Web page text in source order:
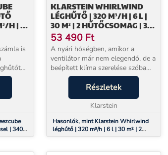
H | 10
| 50
is
és
30
| 340
| 50
KLARSTEIN WHIRLWIND
LÉGHŰTŐ | 320 M³/H | 6 L |
30 M² | 2 HŰTŐCSOMAG | 3
ÜZEMMÓD | 60 W
53 490 Ft
A nyári hőségben, amikor a
ventilátor már nem elegendő, de a
beépített klíma szerelése szóba
sem jön – a Klarstein párologtatós
léghűtő pontosan erre a helyzetre
kínál megoldást. Csatlakoztatás
Részletek
Klarstein
Hasonlók, mint Klarstein Whirlwind
léghűtő | 320 m³/h | 6 l | 30 m² | 2
hűtőcsomag | 3 üzemmód | 60 W